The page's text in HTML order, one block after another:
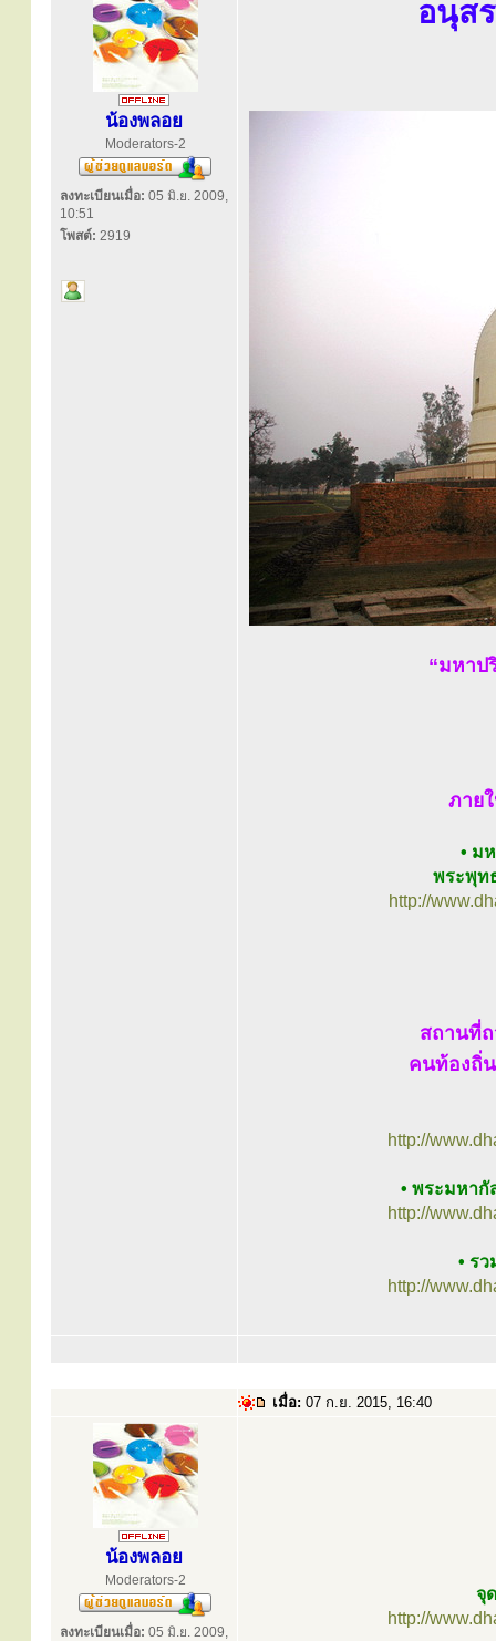
น้องพลอย
Moderators-2
ลงทะเบียนเมื่อ: 05 มิ.ย. 2009,
10:51
โพสต์: 2919
อนุส
“มหาป
ภาย
• ม
พระพุท
http://
สถานที่ถ
คนท้องถิ่น
http://
• พระมหากั
http://
• ร
http://
เมื่อ: 07 ก.ย. 2015, 16:40
น้องพลอย
Moderators-2
ลงทะเบียนเมื่อ: 05 มิ.ย. 2009,
จุ
http://